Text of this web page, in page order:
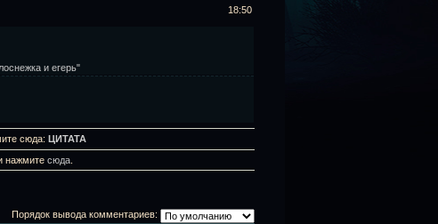
18:50
и егерь"
сюда: ЦИТАТА
нажмите сюда
Порядок вывода комментариев: